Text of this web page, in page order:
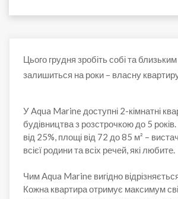
Цього грудня зробіть собі та
залишиться на роки – власну
УAqua Marine доступні 2-кімнатні
будівництва з розстрочкою до 5
від 25%, площі від 72 до 85 м² –
всієї родини та всіх речей, які любите.
Чим Aqua Marine вигідно
Кожна квартира отримує максимум